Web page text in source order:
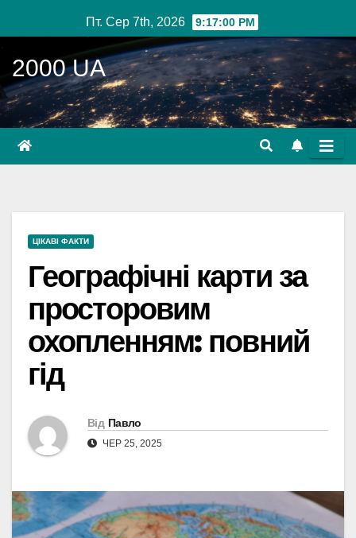
до
вмісту
Пт. Сер 7th, 2026 9:17:01 PM
2000 UA
ЦІКАВІ ФАКТИ
Географічні карти за
просторовим
охопленням: повний
гід
Від Павло
ЧЕР 25, 2025